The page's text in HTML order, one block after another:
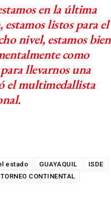
en la última
estamos listos para el
nivel, estamos bien
como
llevarnos una
el multimedallista
estado GUAYAQUIL
ISDE
TORNEO CONTINENTAL